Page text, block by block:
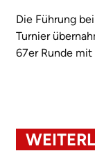
Die Führung
Turnier
67er Runde mit